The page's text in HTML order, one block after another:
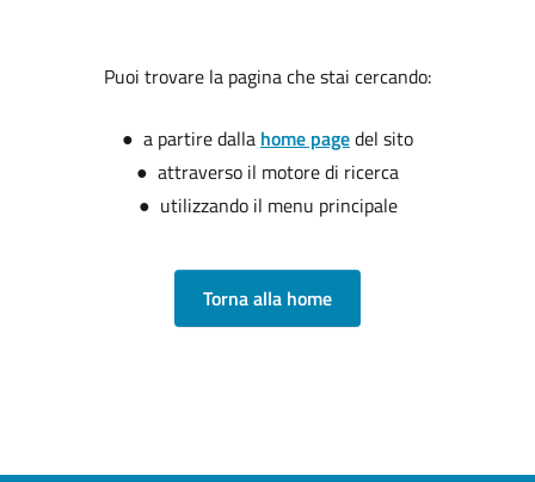
Puoi trovare la pagina che stai cercando:
● a partire dalla home pagedel sito
● attraverso il motore di ricerca
● utilizzando il menu principale
Torna alla home